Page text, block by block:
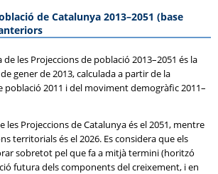
de Catalunya 2013–2051 (base
les Projeccions de població 2013–2051 és la
gener de 2013, calculada a partir de la
població 2011 i del moviment demogràfic 2011–
les Projeccions de Catalunya és el 2051, mentre
territorials és el 2026. Es considera que els
sobretot pel que fa a mitjà termini (horitzó
futura dels components del creixement, i en